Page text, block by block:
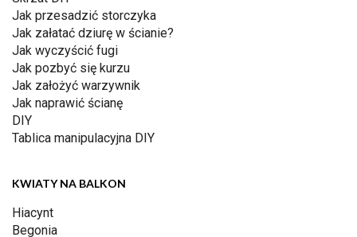
Jak przesadzić storczyka
Jak załatać dziurę w ścianie?
Jak wyczyścić fugi
Jak pozbyć się kurzu
Jak założyć warzywnik
Jak naprawić ścianę
DIY
Tablica manipulacyjna DIY
KWIATY NA BALKON
Hiacynt
Begonia